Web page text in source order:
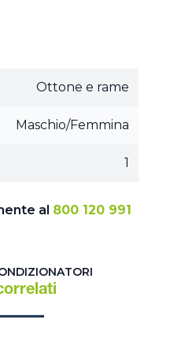
Ottone e rame
Maschio/Femmina
1
al 800 120 991